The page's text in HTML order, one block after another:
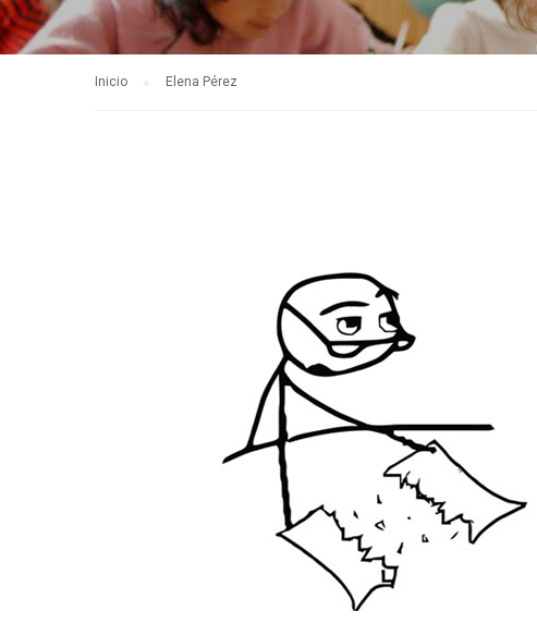
Inicio Elena Pérez